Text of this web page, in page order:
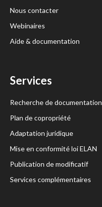
Nous contacter
Webinaires
Aide & documentation
Services
Recherche de documentation
Plan de copropriété
Adaptation juridique
Mise en conformité loi ELAN
Publication de modificatif
Services complémentaires